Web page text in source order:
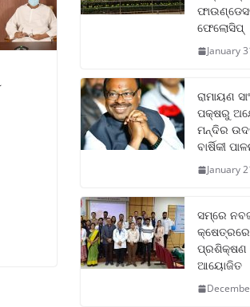
ଫେଲୋସିପ୍‌
January
ରାମାୟଣ
ପକ୍ଷରୁ
ମନ୍ଦିର
ବାର୍ଷିକୀ
January
ସମ୍‌ରେ
କ୍ଷେତ୍ରରେ
ପ୍ରଶିକ୍ଷଣ
ଆୟୋଜିତ